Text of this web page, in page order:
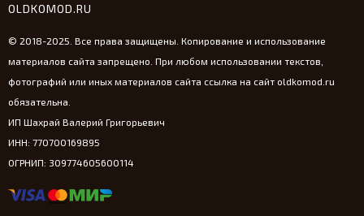
OLDKOMOD.RU
© 2018-2025. Все права защищены. Копирование и использование
материалов сайта запрещено. При любом использовании текстов,
фотографий или иных материалов сайта ссылка на сайт oldkomod.ru
обязательна.
ИП Шахрай Валерий Григорьевич
ИНН: 770700169895
ОГРНИП: 309774605600114